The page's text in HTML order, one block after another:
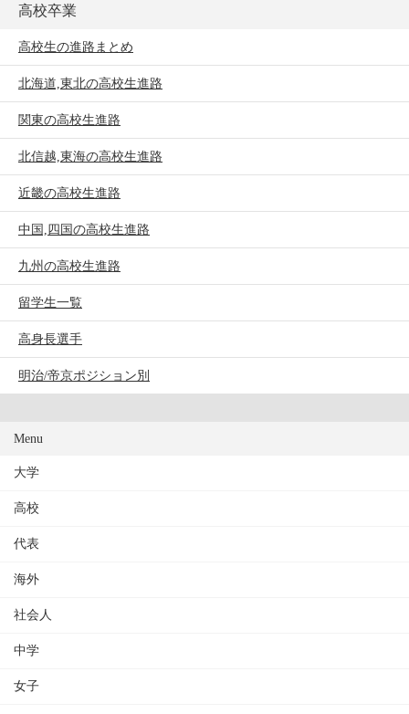
高校卒業
高校生の進路まとめ
北海道,東北の高校生進路
関東の高校生進路
北信越,東海の高校生進路
近畿の高校生進路
中国,四国の高校生進路
九州の高校生進路
留学生一覧
高身長選手
明治/帝京ポジション別
Menu
大学
高校
代表
海外
社会人
中学
女子